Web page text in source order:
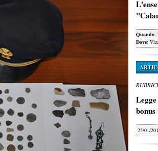
Quando:
Dove:
25/01/